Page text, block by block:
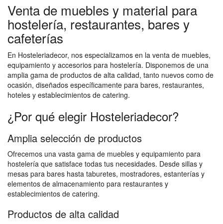
Venta de muebles y material para
hostelería, restaurantes, bares y
cafeterías
En Hosteleriadecor, nos especializamos en la venta de muebles,
equipamiento y accesorios para hostelería. Disponemos de una
amplia gama de productos de alta calidad, tanto nuevos como de
ocasión, diseñados específicamente para bares, restaurantes,
hoteles y establecimientos de catering.
¿Por qué elegir Hosteleriadecor?
Amplia selección de productos
Ofrecemos una vasta gama de muebles y equipamiento para
hostelería que satisface todas tus necesidades. Desde sillas y
mesas para bares hasta taburetes, mostradores, estanterías y
elementos de almacenamiento para restaurantes y
establecimientos de catering.
Productos de alta calidad